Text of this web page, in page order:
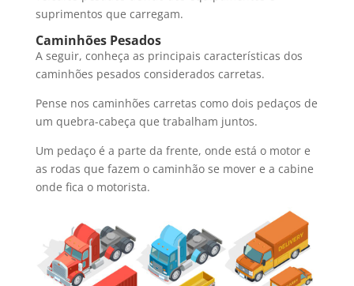
suprimentos que carregam.
Caminhões Pesados
A seguir, conheça as principais características dos
caminhões pesados considerados carretas.
Pense nos caminhões carretas como dois pedaços de
um quebra-cabeça que trabalham juntos.
Um pedaço é a parte da frente, onde está o motor e
as rodas que fazem o caminhão se mover e a cabine
onde fica o motorista.